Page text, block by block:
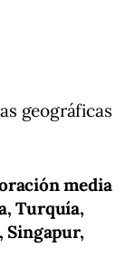
geográficas
media
Turquía,
Singapur,